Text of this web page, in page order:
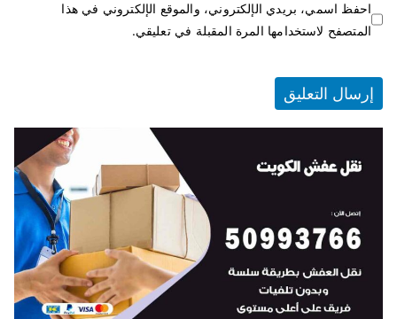
احفظ اسمي، بريدي الإلكتروني، والموقع الإلكتروني في هذا
المتصفح لاستخدامها المرة المقبلة في تعليقي.